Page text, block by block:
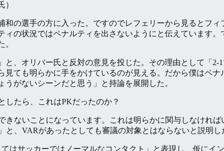
）
の選手の方に入った。ですのでレフェリーから見るとフ
の状況ではペナルティを出さないようにと伝えています
。
、オリバー氏と反対の意見を投じた。その理由として「2-
ても明らかに手をかけているのが見える。だから僕はペ
がないシーンだと思う」と持論を展開した。
したら、これはPKだったのか？
ないことになっています。これは明らかに関与しなけれ
、VARがあったとしても審議の対象とはならないと説明し
はサッカーではノーマルなコンタクト」と表現し、仮にイ